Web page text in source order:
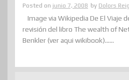
Posted on junio 7, 2008 by Dolors Reig
Image via Wikipedia De El Viaje
revisión del libro The wealth of
Benkler (ver aqui wikibook)......